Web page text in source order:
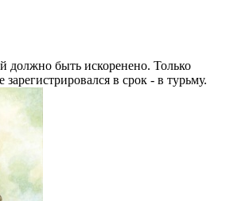
быть искоренено. Только
в срок - в турьму.